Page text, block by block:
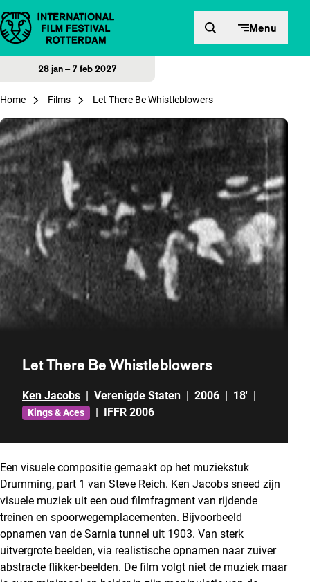
Direct naar inhoud Menu
28 jan – 7 feb 2027
Home Films Let There Be Whistleblowers
Let There Be Whistleblowers
Ken Jacobs Verenigde Staten 2006 18'
Kings & Aces IFFR 2006
Een visuele compositie gemaakt op het muziekstuk
Drumming, part 1 van Steve Reich. Ken Jacobs sneed zijn
visuele muziek uit een oud filmfragment van rijdende
treinen en spoorwegemplacementen. Bijvoorbeeld
opnamen van de Sarnia tunnel uit 1903. Van sterk
uitvergrote beelden, via realistische opnamen naar zuiver
abstracte flikker-beelden. De film volgt niet de muziek maar